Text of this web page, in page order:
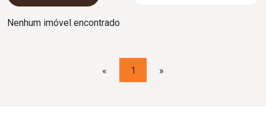
Nenhum imóvel encontrado
« 1 »